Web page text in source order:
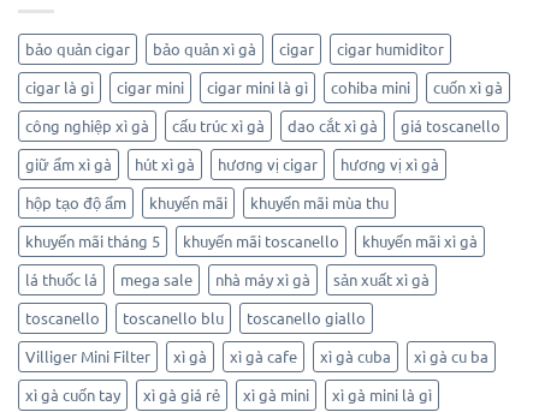
bảo quản cigar bảo quản xì gà cigar
cigar humiditor
cigar là gì
cigar mini cigar mini là gì cohiba mini
cuốn xì gà
công nghiệp xì gà
cấu trúc xì gà dao cắt xì gà
giá toscanello
giữ ẩm xì gà
hút xì gà hương vị cigar
hương vị xì gà
hộp tạo độ ẩm
khuyến mãi
khuyến mãi mùa thu
khuyến mãi tháng 5
khuyến mãi toscanello
khuyến mãi xì gà
lá thuốc lá
mega sale nhà máy xì gà
sản xuất xì gà
toscanello
toscanello blu
toscanello giallo
Villiger Mini Filter
xì gà xì gà cafe xì gà cuba
xì gà cu ba
xì gà cuốn tay
xì gà giá rẻ xì gà mini
xì gà mini là gì